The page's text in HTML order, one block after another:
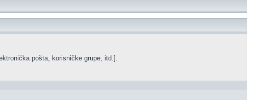
pošta, korisničke grupe, itd.].